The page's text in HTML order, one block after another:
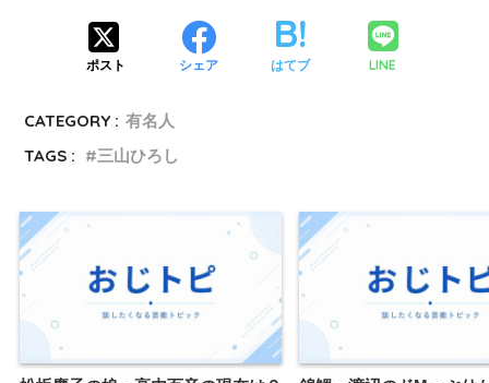
ポスト シェア はてブ LINE
CATEGORY : 有名人
TAGS :
三山ひろし